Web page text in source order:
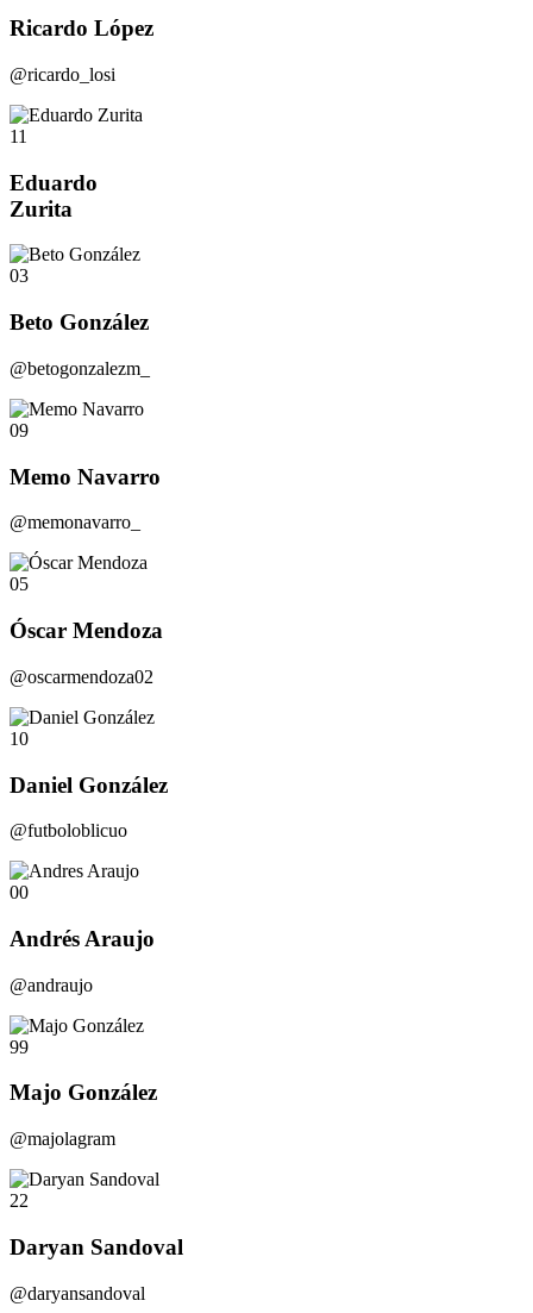
Ricardo López
@ricardo_losi
11
Eduardo
Zurita
03
Beto González
@betogonzalezm_
09
Memo Navarro
@memonavarro_
05
Óscar Mendoza
@oscarmendoza02
10
Daniel González
@futboloblicuo
00
Andrés Araujo
@andraujo
99
Majo González
@majolagram
22
Daryan Sandoval
@daryansandoval